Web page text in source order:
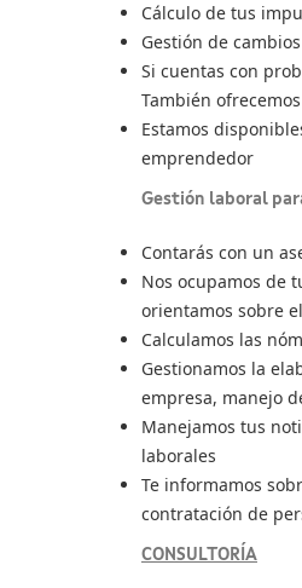
Cálculo de tus
Gestión de
Si cuentas con
También
Estamos
emprendedor
Gestión laboral
Contarás con un
Nos ocupamos de
orientamos sobre
Calculamos las
Gestionamos la
empresa, manejo
Manejamos tus
laborales
Te informamos
contratación de
CONSULTORÍA